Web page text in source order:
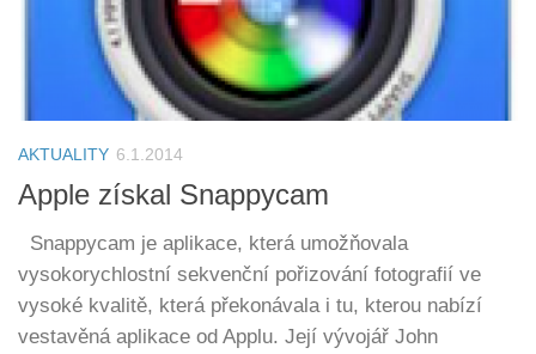
AKTUALITY 6.1.2014
Apple získal Snappycam
Snappycam je aplikace, která umožňovala
vysokorychlostní sekvenční pořizování fotografií ve
vysoké kvalitě, která překonávala i tu, kterou nabízí
vestavěná aplikace od Applu. Její vývojář John